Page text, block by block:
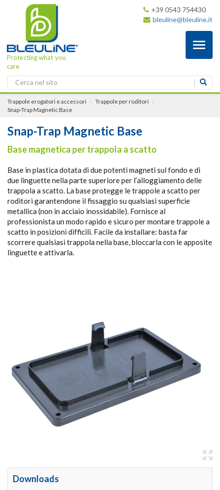
Protecting what you
care
+39 0543 754430
bleuline@bleuline.it
Trappole erogatori e accessori
Trappole per roditori
Snap-Trap Magnetic Base
Snap-Trap Magnetic Base
Base magnetica per trappola a scatto
Base in plastica dotata di due potenti magneti sul fondo e di
due linguette nella parte superiore per l’alloggiamento delle
trappola a scatto. La base protegge le trappole a scatto per
roditori garantendone il fissaggio su qualsiasi superficie
metallica (non in acciaio inossidabile). Fornisce al
professionista un modo rapido e sicuro per montare trappole a
scatto in posizioni difficili. Facile da installare: basta far
scorrere qualsiasi trappola nella base, bloccarla con le apposite
linguette e attivarla.
Downloads